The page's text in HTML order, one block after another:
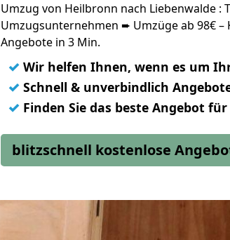
Umzug von Heilbronn nach Liebenwalde :
Umzugsunternehmen ➨ Umzüge ab 98€ –
Angebote in 3 Min.
✓ Wir helfen Ihnen, wenn es um
✓ Schnell & unverbindlich
✓ Finden Sie das beste Angebot
blitzschnell kostenlose